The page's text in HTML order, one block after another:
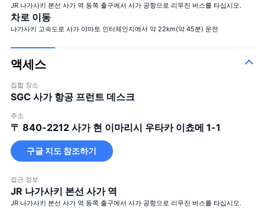
JR 나가사키 본선 사가 역 동쪽 출구에서 사가 공항으로 리무진 버스를 타십시오.
차로 이동
나가사키 고속도로 사가 야마토 인터체인지에서 약 22km(약 45분) 운전
액세스
집합 장소
SGC 사가 항공 프런트 데스크
주소
〒 840-2212 사가 현 이마리시 우타카 이쵸메 1-1
구글 지도 참조하기
접근 정보
JR 나가사키 본선 사가 역
JR 나가사키 본선 사가 역 동쪽 출구에서 사가 공항으로 리무진 버스를 타십시오.